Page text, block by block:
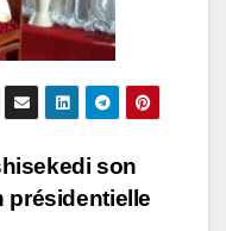
son
présidentielle